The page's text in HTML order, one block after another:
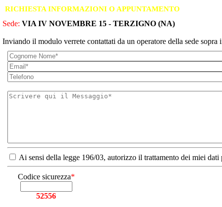
RICHIESTA INFORMAZIONI O APPUNTAMENTO
Sede: VIA IV NOVEMBRE 15 - TERZIGNO (NA)
Inviando il modulo verrete contattati da un operatore della sede sopra
Ai sensi della legge 196/03, autorizzo il trattamento dei miei
Codice sicurezza*
52556